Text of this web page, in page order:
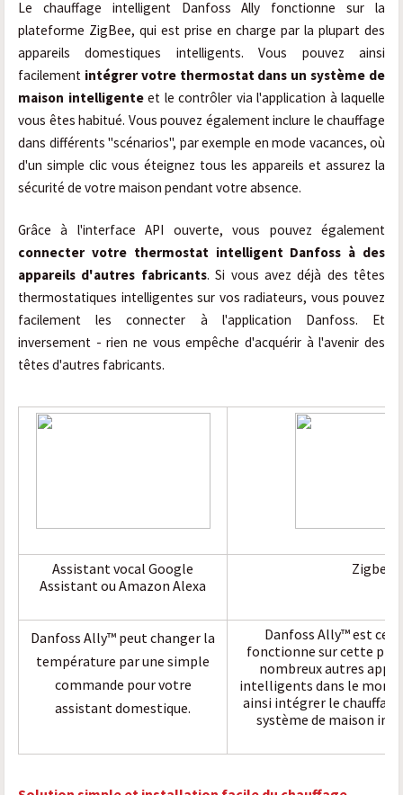
Le chauffage intelligent Danfoss Ally fonctionne sur la
plateforme ZigBee, qui est prise en charge par la plupart des
appareils domestiques intelligents. Vous pouvez ainsi
facilement intégrer votre thermostat dans un système de
maison intelligenteet le contrôler via l'application à laquelle
vous êtes habitué. Vous pouvez également inclure le chauffage
dans différents "scénarios", par exemple en mode vacances, où
d'un simple clic vous éteignez tous les appareils et assurez la
sécurité de votre maison pendant votre absence.
Grâce à l'interface API ouverte, vous pouvez également
connecter votre thermostat intelligent Danfoss à des
appareils d'autres fabricants. Si vous avez déjà des têtes
thermostatiques intelligentes sur vos radiateurs, vous pouvez
facilement les connecter à l'application Danfoss. Et
inversement - rien ne vous empêche d'acquérir à l'avenir des
têtes d'autres fabricants.
Assistant vocal Google
Assistant ou Amazon Alexa
Zigbee
Danfoss Ally™ peut changer la
température par une simple
commande pour votre
assistant domestique.
Danfoss Ally™ est
fonctionne sur cette
nombreux autres
intelligents dans le
ainsi intégrer le
système de maison